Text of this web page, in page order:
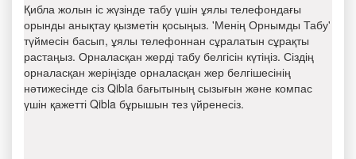
Қибла жолын іс жүзінде табу үшін ұялы телефондағы
орынды анықтау қызметін қосыңыз. 'Менің Орнымды Табу'
түймесін басып, ұялы телефоннан сұралатын сұрақты
растаңыз. Орналасқан жерді табу белгісін күтіңіз. Сіздің
орналасқан жеріңізде орналасқан жер белгішесінің
нәтижесінде сіз Qibla бағытының сызығын және компас
үшін қажетті Qibla бұрышын тез үйренесіз.